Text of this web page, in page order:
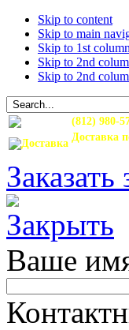
Skip to content
Skip to main
Skip to 1st column
Skip to 2nd
Skip to 2nd
(812) 980-
Доставка
Заказать
Ваше